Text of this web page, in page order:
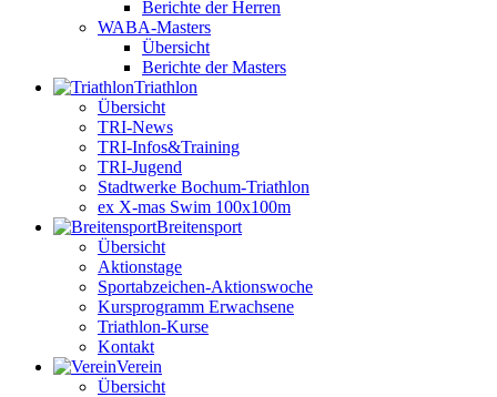
Berichte der Herren
WABA-Masters
Übersicht
Berichte der Masters
Triathlon
Übersicht
TRI-News
TRI-Infos&Training
TRI-Jugend
Stadtwerke Bochum-Triathlon
ex X-mas Swim 100x100m
Breiten­sport
Übersicht
Aktionstage
Sportabzeichen-Aktionswoche
Kursprogramm Erwachsene
Triathlon-Kurse
Kontakt
Verein
Übersicht